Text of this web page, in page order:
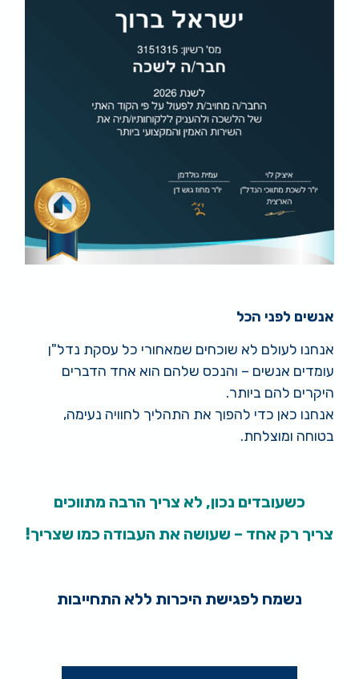
אנשים לפני הכל
אנחנו לעולם לא שוכחים שמאחורי כל עסקת נדל"ן
עומדים אנשים – והנכס שלהם הוא אחד הדברים
היקרים להם ביותר.
אנחנו כאן כדי להפוך את התהליך לחוויה נעימה,
בטוחה ומוצלחת.
כשעובדים נכון, לא צריך הרבה מתווכים
צריך רק אחד – שעושה את העבודה כמו שצריך!
נשמח לפגישת היכרות ללא התחייבות